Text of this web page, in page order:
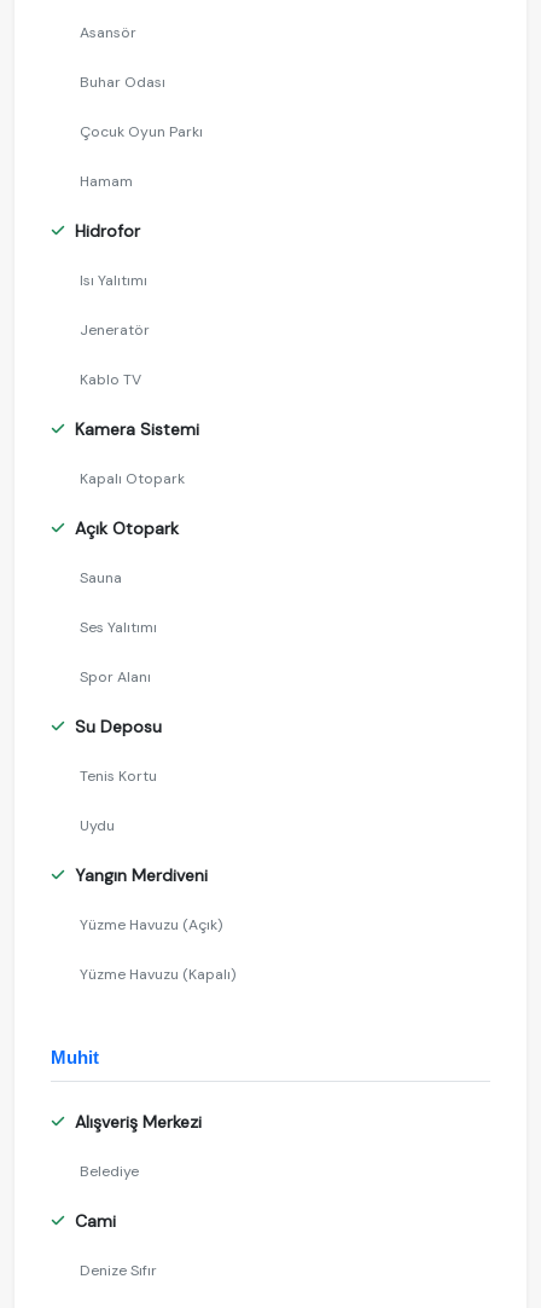
Asansör
Buhar Odası
Çocuk Oyun Parkı
Hamam
Hidrofor
Isı Yalıtımı
Jeneratör
Kablo TV
Kamera Sistemi
Kapalı Otopark
Açık Otopark
Sauna
Ses Yalıtımı
Spor Alanı
Su Deposu
Tenis Kortu
Uydu
Yangın Merdiveni
Yüzme Havuzu (Açık)
Yüzme Havuzu (Kapalı)
Muhit
Alışveriş Merkezi
Belediye
Cami
Denize Sıfır